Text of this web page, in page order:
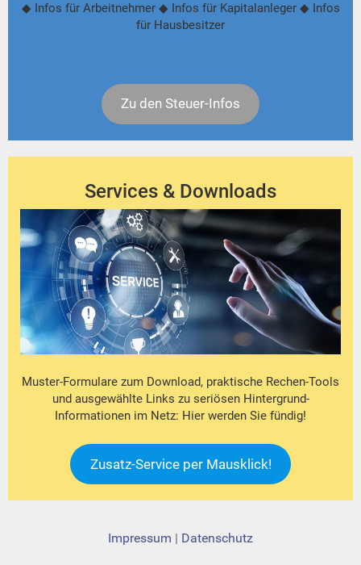
◆ Infos für Arbeitnehmer ◆ Infos für Kapitalanleger ◆ Infos
für Hausbesitzer
Zu den Steuer-Infos
Services & Downloads
Muster-Formulare zum Download, praktische Rechen-Tools
und ausgewählte Links zu seriösen Hintergrund-
Informationen im Netz: Hier werden Sie fündig!
Zusatz-Service per Mausklick!
Impressum | Datenschutz